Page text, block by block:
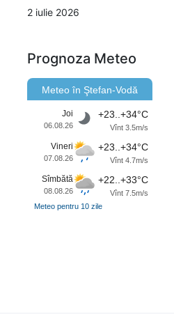
2 iulie 2026
Prognoza Meteo
Meteo în Ştefan-Vodă
Joi
06.08.26
+23..+34°C
Vînt 3.5m/s
Vineri
07.08.26
+23..+34°C
Vînt 4.7m/s
Sîmbătă
08.08.26
+22..+33°C
Vînt 7.5m/s
Meteo pentru 10 zile